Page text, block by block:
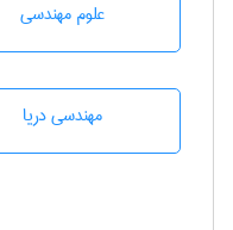
علوم مهندسی
مهندسی دریا